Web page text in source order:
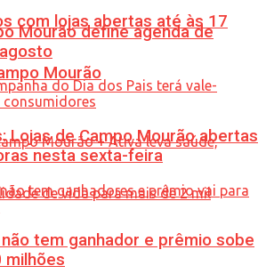
com lojas abertas até às 17
Mourão
Mourão define agenda de
Lojas de Campo Mourão abertas
nesta sexta-feira
tem ganhador e prêmio sobe
milhões